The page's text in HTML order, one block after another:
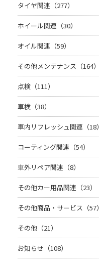
タイヤ関連（277）
ホイール関連（30）
オイル関連（59）
その他メンテナンス（164）
点検（111）
車検（38）
車内リフレッシュ関連（18）
コーティング関連（54）
車外リペア関連（8）
その他カー用品関連（23）
その他商品・サービス（57）
その他（21）
お知らせ（108）